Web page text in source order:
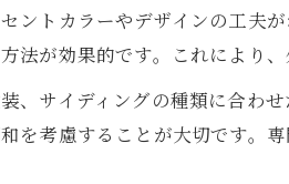
北欧スタ
外壁塗
塗装テク
ントカラーやデザインの工夫
法が効果的です。これにより
、サイディングの種類に合わ
を考慮することが大切です。